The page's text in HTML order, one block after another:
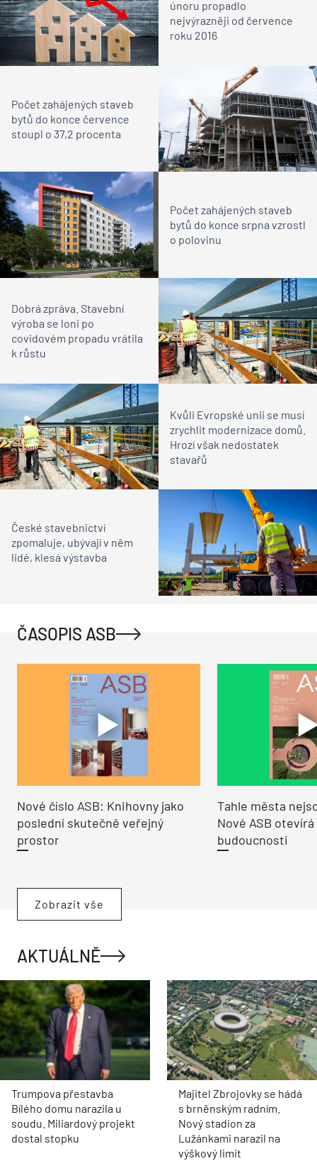
únoru propadlo
nejvýrazněji od července
roku 2016
Počet zahájených staveb
bytů do konce července
stoupl o 37,2 procenta
Počet zahájených staveb
bytů do konce srpna vzrostl
o polovinu
Dobrá zpráva. Stavební
výroba se loni po
covidovém propadu vrátila
k růstu
Kvůli Evropské unii se musí
zrychlit modernizace domů.
Hrozí však nedostatek
stavařů
České stavebnictví
zpomaluje, ubývají v něm
lidé, klesá výstavba
ČASOPIS ASB
Nové číslo ASB: Knihovny jako
poslední skutečně veřejný
prostor
Tahle města
Nové ASB
budoucnosti
Zobrazit vše
AKTUÁLNĚ
Trumpova přestavba
Bílého domu narazila u
soudu. Miliardový projekt
dostal stopku
Majitel Zbrojovky se hádá
s brněnským radním.
Nový stadion za
Lužánkami narazil na
výškový limit